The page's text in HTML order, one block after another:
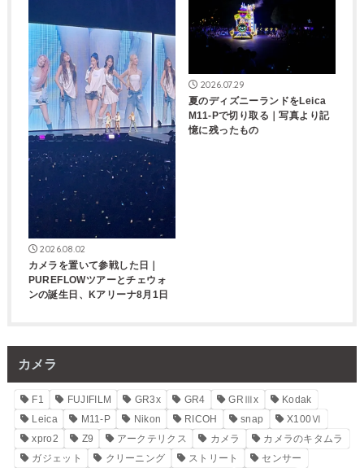
2026.08.02
カメラを置いて参戦した日｜
PUREFLOWツアーとチェウォ
ンの誕生日、Kアリーナ8月1日
2026.07.29
夏のディズニーランドをLeica
M11-Pで切り取る｜写真より記
憶に残ったもの
カメラ
F1 FUJIFILM GR3x GR4 GRⅢx
Kodak
Leica
M11-P Nikon RICOH snap
X100Ⅵ
xpro2
Z9 アークテリクス カメラ
カメラのキタムラ
ガジェット
クリーニング ストリート センサー